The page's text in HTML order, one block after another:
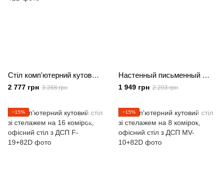
Стіл комп'ютерний кутовий, прямий, письмовий стіл трансформер з ДСП
2 777 грн 3 268 грн
Настенный письменный стол с полками из ЛДСП
1 949 грн 2 293 грн
−15% −15%